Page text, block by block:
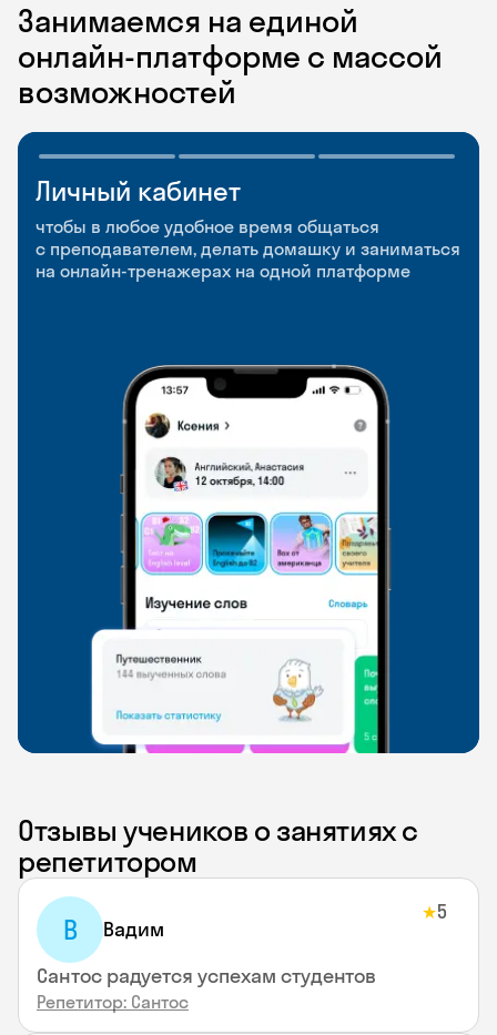
Занимаемся на единой
онлайн-платформе с массой
возможностей
Личный кабинет
чтобы в любое удобное время общаться
с преподавателем, делать домашку и заниматься
на онлайн-тренажерах на одной платформе
Мобильное
приложение
чтобы заниматься и изучать новые слова где
и когда удобно
Разговорные клубы
и Talks
Групповые занятия для разговорной практики
и индивидуальные встречи с преподавателями
Отзывы учеников о занятиях с
репетитором
В Вадим
★5
Сантос радуется успехам студентов
Репетитор: Сантос